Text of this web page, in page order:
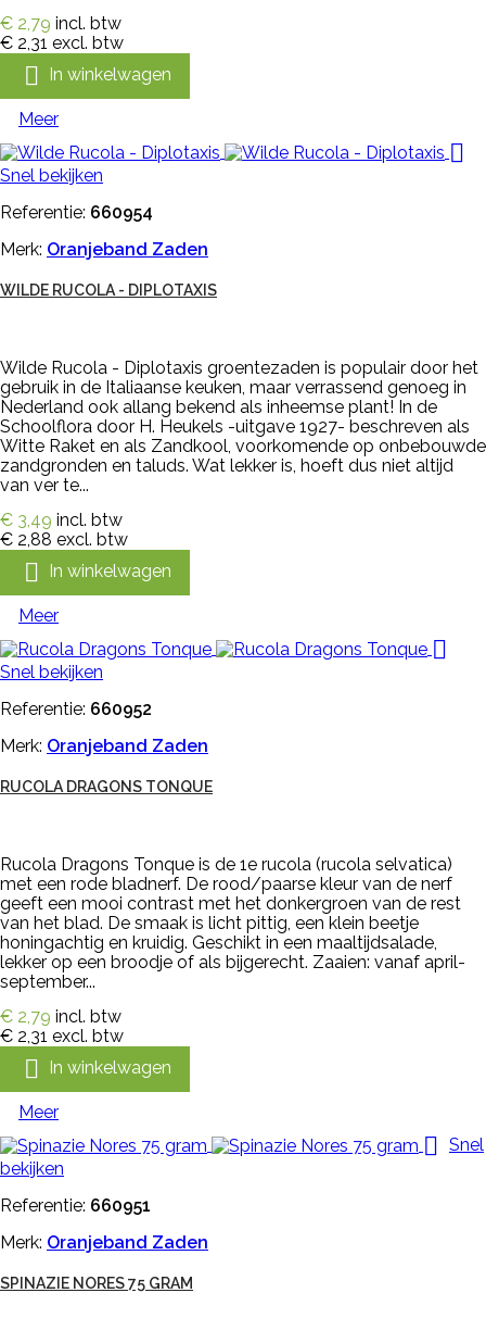
€ 2,79 incl. btw
€ 2,31 excl. btw
 In winkelwagen
Meer

Snel bekijken
Referentie: 660954
Merk: Oranjeband Zaden
WILDE RUCOLA - DIPLOTAXIS
Wilde Rucola - Diplotaxis groentezaden is populair door het
gebruik in de Italiaanse keuken, maar verrassend genoeg in
Nederland ook allang bekend als inheemse plant! In de
Schoolflora door H. Heukels -uitgave 1927- beschreven als
Witte Raket en als Zandkool, voorkomende op onbebouwde
zandgronden en taluds. Wat lekker is, hoeft dus niet altijd
van ver te...
€ 3,49 incl. btw
€ 2,88 excl. btw
 In winkelwagen
Meer

Snel bekijken
Referentie: 660952
Merk: Oranjeband Zaden
RUCOLA DRAGONS TONQUE
Rucola Dragons Tonque is de 1e rucola (rucola selvatica)
met een rode bladnerf. De rood/paarse kleur van de nerf
geeft een mooi contrast met het donkergroen van de rest
van het blad. De smaak is licht pittig, een klein beetje
honingachtig en kruidig. Geschikt in een maaltijdsalade,
lekker op een broodje of als bijgerecht. Zaaien: vanaf april-
september...
€ 2,79 incl. btw
€ 2,31 excl. btw
 In winkelwagen
Meer
 Snel
bekijken
Referentie: 660951
Merk: Oranjeband Zaden
SPINAZIE NORES 75 GRAM